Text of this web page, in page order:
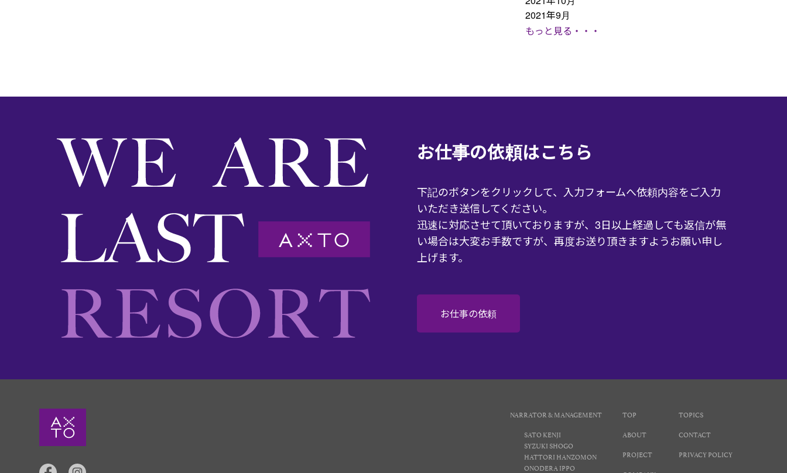
2021年9月
もっと見る・・・
お仕事の依頼はこちら
下記のボタンをクリックして、入力フォームへ依頼内容をご入力
いただき送信してください。
迅速に対応させて頂いておりますが、3日以上経過しても返信が無
い場合は大変お手数ですが、再度お送り頂きますようお願い申し
上げます。
お仕事の依頼
NARRATOR & MANAGEMENT
SATO KENJI
SYZUKI SHOGO
HATTORI HANZOMON
ONODERA IPPO
TOP
ABOUT
PROJECT
TOPICS
CONTACT
PRIVACY POLICY